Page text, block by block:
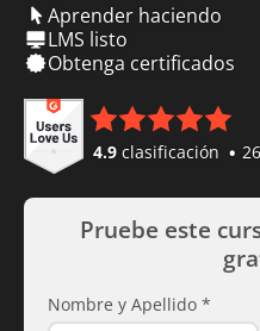
Aprender haciendo
LMS listo
Obtenga certificados
4.9 clasificación
Pruebe este
Nombre y Apellido *